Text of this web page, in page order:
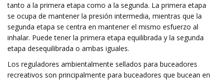
tanto a la primera etapa como a la segunda. La primera etapa
se ocupa de mantener la presión intermedia, mientras que la
segunda etapa se centra en mantener el mismo esfuerzo al
inhalar. Puede tener la primera etapa equilibrada y la segunda
etapa desequilibrada o ambas iguales.
Los reguladores ambientalmente sellados para buceadores
recreativos son principalmente para buceadores que bucean en